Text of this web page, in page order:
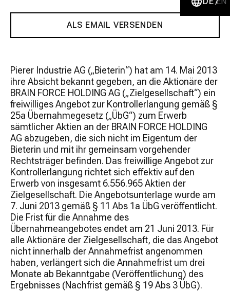
ALS EMAIL VERSENDEN
Pierer Industrie AG („Bieterin“) hat am 14. Mai 2013
ihre Absicht bekannt gegeben, an die Aktionäre der
BRAIN FORCE HOLDING AG („Zielgesellschaft“) ein
freiwilliges Angebot zur Kontrollerlangung gemäß §
25a Übernahmegesetz („ÜbG“) zum Erwerb
sämtlicher Aktien an der BRAIN FORCE HOLDING
AG abzugeben, die sich nicht im Eigentum der
Bieterin und mit ihr gemeinsam vorgehender
Rechtsträger befinden. Das freiwillige Angebot zur
Kontrollerlangung richtet sich effektiv auf den
Erwerb von insgesamt 6.556.965 Aktien der
Zielgesellschaft. Die Angebotsunterlage wurde am
7. Juni 2013 gemäß § 11 Abs 1a ÜbG veröffentlicht.
Die Frist für die Annahme des
Übernahmeangebotes endet am 21 Juni 2013. Für
alle Aktionäre der Zielgesellschaft, die das Angebot
nicht innerhalb der Annahmefrist angenommen
haben, verlängert sich die Annahmefrist um drei
Monate ab Bekanntgabe (Veröffentlichung) des
Ergebnisses (Nachfrist gemäß § 19 Abs 3 ÜbG).